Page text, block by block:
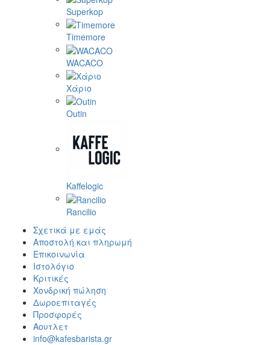
Superkop
Timemore
WACACO
Χάριο
Outin
Kaffelogic
Rancilio
Σχετικά με εμάς
Αποστολή και πληρωμή
Επικοινωνία
Ιστολόγιο
Κριτικές
Χονδρική πώληση
Δωροεπιταγές
Προσφορές
Αουτλετ
info@kafesbarista.gr